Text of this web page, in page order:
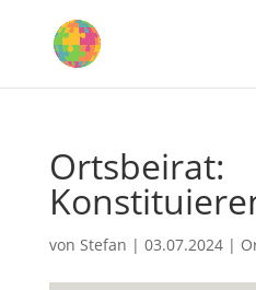
Ortsbeirat:
von Stefan | 03.07.2024|